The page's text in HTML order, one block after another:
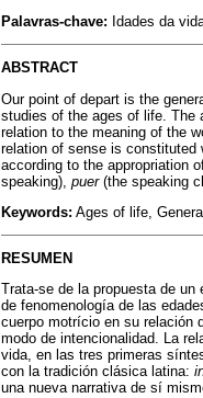
Palavras-chave: Idades da
ABSTRACT
Our point of depart is the
studies of the ages of life. The
relation to the meaning of the
relation of sense is
according to the appropriation
speaking), puer(the speaking
Keywords: Ages of life,
RESUMEN
Trata-se de la propuesta de
de fenomenología de las
cuerpo motrício en su relación
modo de intencionalidad. La
vida, en las tres primeras
con la tradición clásica latina:
una nueva narrativa de sí